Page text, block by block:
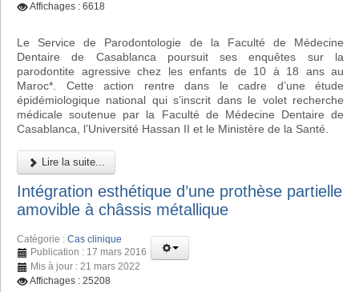
Affichages : 6618
Le Service de Parodontologie de la Faculté de Médecine
Dentaire de Casablanca poursuit ses enquêtes sur la
parodontite agressive chez les enfants de 10 à 18 ans au
Maroc*. Cette action rentre dans le cadre d’une étude
épidémiologique national qui s’inscrit dans le volet recherche
médicale soutenue par la Faculté de Médecine Dentaire de
Casablanca, l’Université Hassan II et le Ministère de la Santé.
Lire la suite...
Intégration esthétique d’une prothèse partielle
amovible à châssis métallique
Catégorie : Cas clinique
Publication : 17 mars 2016
Mis à jour : 21 mars 2022
Affichages : 25208